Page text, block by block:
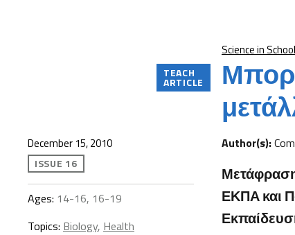
Science in School
TEACH
ARTICLE
December 15, 2010
ISSUE 16
Ages: 14-16, 16-19
Topics: Biology, Health
Author(s):
ΕΚΠΑ και